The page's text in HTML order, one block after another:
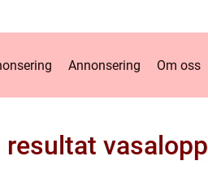
Annonsering Om oss
resultat